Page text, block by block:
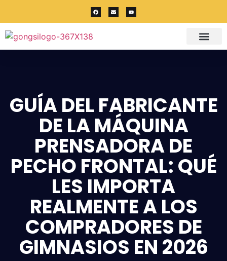
GUÍA DEL FABRICANTE
DE LA MÁQUINA
PRENSADORA DE
PECHO FRONTAL: QUÉ
LES IMPORTA
REALMENTE A LOS
COMPRADORES DE
GIMNASIOS EN 2026